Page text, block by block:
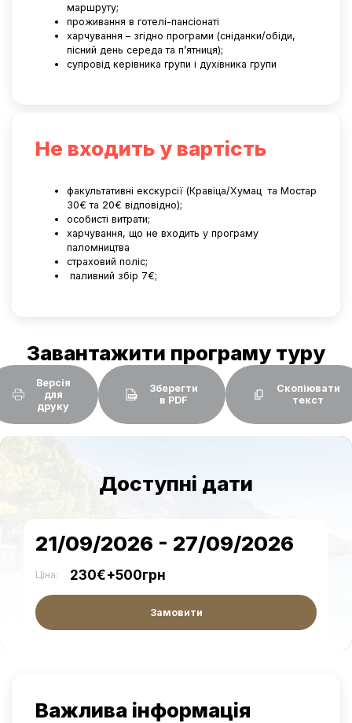
маршруту;
проживання в готелі-пансіонаті
харчування – згідно програми (сніданки/обіди,
пісний день середа та п’ятниця);
супровід керівника групи і духівника групи
Не входить у вартість
факультативні екскурсії (Кравіца/Хумац та Мостар
30€ та 20€ відповідно);
особисті витрати;
харчування, що не входить у програму
паломництва
страховий поліс;
паливний збір 7€;
Завантажити програму туру
Версія
для
друку
Зберегти
в PDF
Скопіювати
текст
Доступні дати
21/09/2026 - 27/09/2026
Ціна: 230€+500грн
Замовити
Важлива інформація